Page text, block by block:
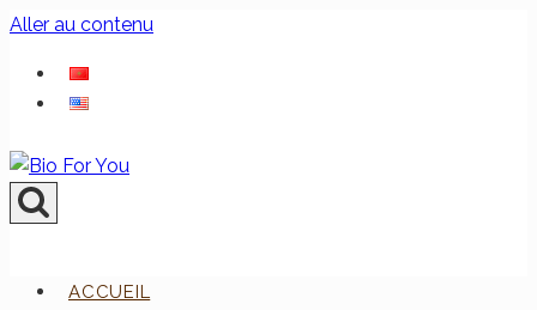
Aller au contenu
ACCUEIL